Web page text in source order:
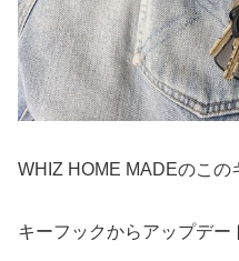
WHIZ HOME MADEのこの
キーフックからアップデー